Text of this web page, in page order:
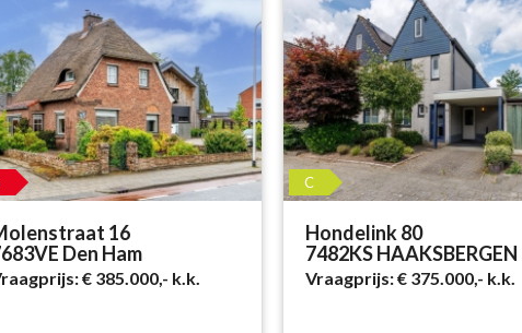
16
Den Ham
€ 385.000,- k.k.
C
Hondelink 80
7482KS HAAKSBERGEN
Vraagprijs:€ 375.000,- k.k.